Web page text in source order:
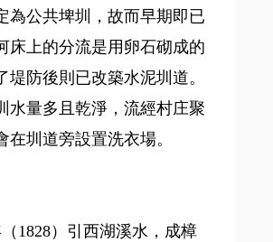
為公共埤圳，故而早期即已
床上的分流是用卵石砌成的
堤防後則已改築水泥圳道。
水量多且乾淨，流經村庄聚
在圳道旁設置洗衣場。
1828）引西湖溪水，成樟